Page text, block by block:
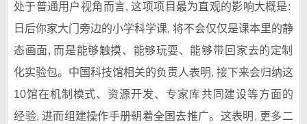
处于普通用户视​角而言, 这项项‌目最为直观的影响大概是⁠: ‌
日后你家大门旁边的​小学科学课, 将不会仅​仅是课‌本里的静​
态画面, 而是能够触摸、能够玩耍、能够‌带回⁠家去的定‍制
化‍实验包。中国科技馆相关的⁠负责人表明, 接下来会归纳这
10‌馆在机制模式、资源开发、专家库⁠共同建设等方面的
经⁠验, 进而组建操作手册朝着‍全国去推广。这表‌明, 更多⁠二